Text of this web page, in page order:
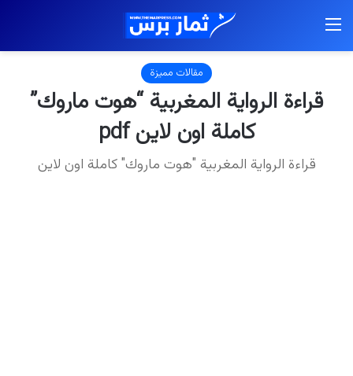
مقالات مميزة
قراءة الرواية المغربية “هوت ماروك”
كاملة اون لاين pdf
قراءة الرواية المغربية "هوت ماروك" كاملة اون لاين